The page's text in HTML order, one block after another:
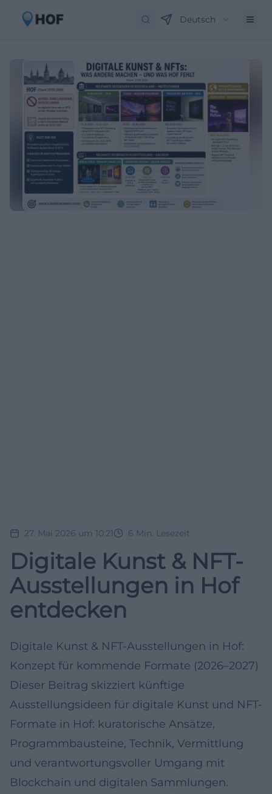
Deutsch
27. Mai 2026 um 10:21 6 Min. Lesezeit
Digitale Kunst & NFT-
Ausstellungen in Hof
entdecken
Digitale Kunst & NFT-Ausstellungen in Hof:
Konzept für kommende Formate (2026–2027)
Dieser Beitrag skizziert künftige
Ausstellungsideen für digitale Kunst und NFT-
Formate in Hof: kuratorische Ansätze,
Programmbausteine, Technik, Vermittlung
und verantwortungsvoller Umgang mit
Blockchain und digitalen Sammlungen.